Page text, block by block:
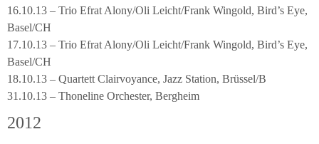
16.10.13 – Trio Efrat Alony/Oli Leicht/Frank Wingold, Bird’s Eye,
Basel/CH
17.10.13 – Trio Efrat Alony/Oli Leicht/Frank Wingold, Bird’s Eye,
Basel/CH
18.10.13 – Quartett Clairvoyance, Jazz Station, Brüssel/B
31.10.13 – Thoneline Orchester, Bergheim
2012